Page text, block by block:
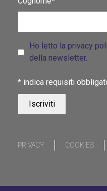
Ho letto la privacy
della newsletter.
* indica requisiti
PRIVACY COOKIES